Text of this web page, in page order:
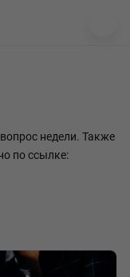
недели. Также
по ссылке:
ресурсов,